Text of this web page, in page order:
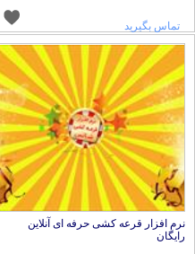
تماس بگیرید
نرم افزار قرعه کشی حرفه ای آنلاین
رایگان